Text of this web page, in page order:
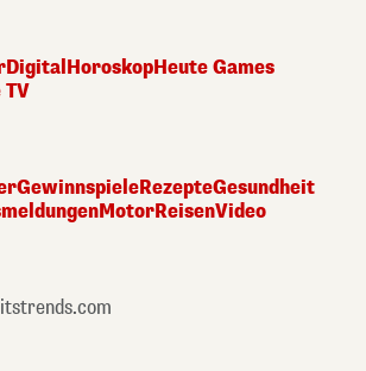
Digital HoroskopHeute Games
TV
GewinnspieleRezepteGesundheit
MotorReisenVideo